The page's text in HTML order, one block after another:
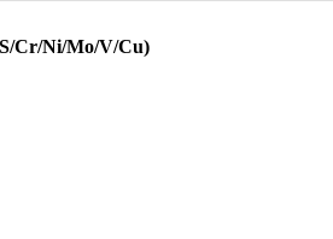
Cr/Ni/Mo/V/Cu)